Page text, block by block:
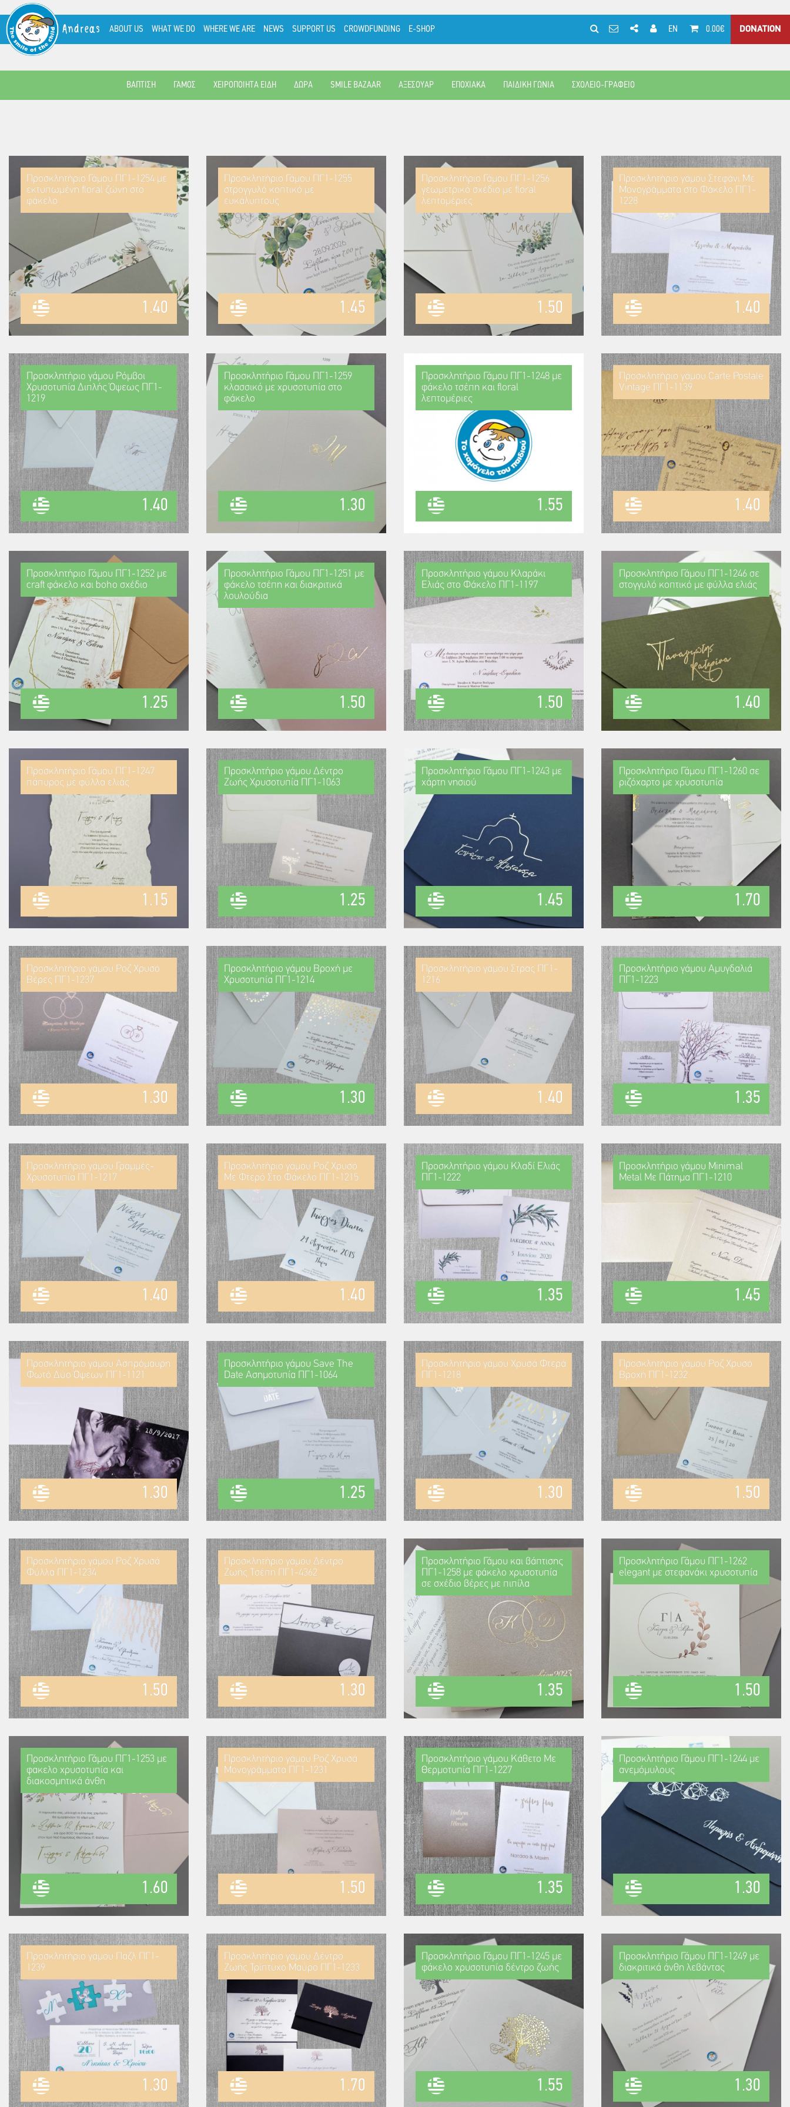
Andreas ABOUT US WHAT WE DO WHERE WE ARE NEWS SUPPORT US CROWDFUNDING E-SHOP EN 0.00€ DONATION
ΒΑΠΤΙΣΗ ΓΑΜΟΣ ΧΕΙΡΟΠΟΙΗΤΑ ΕΙΔΗ ΔΩΡΑ SMILE BAZAAR ΑΞΕΣΟΥΑΡ ΕΠΟΧΙΑΚΑ ΠΑΙΔΙΚΗ ΓΩΝΙΑ ΣΧΟΛΕΙΟ-ΓΡΑΦΕΙΟ
Προσκλητήριο Γάμου ΠΓ1-1254 με
εκτυπωμένη floral ζώνη στο
φάκελο
1.40
Προσκλητήριο Γάμου ΠΓ1-1255
στρογγυλό κοπτικό με
ευκάλυπτους
1.45
Προσκλητήριο Γάμου ΠΓ1-1256
γεωμετρικό σχέδιο με floral
λεπτομέριες
1.50
Προσκλητήριο γάμου Στεφάνι Με
Μονογράμματα στο Φάκελο ΠΓ1-
1228
1.40
Προσκλητήριο γάμου Ρόμβοι
Χρυσοτυπία Διπλής Όψεως ΠΓ1-
1219
1.40
Προσκλητήριο Γάμου ΠΓ1-1259
κλασσικό με χρυσοτυπία στο
φάκελο
1.30
Προσκλητήριο Γάμου ΠΓ1-1248 με
φάκελο τσέπη και floral
λεπτομέριες
1.55
Προσκλητήριο γάμου Carte Postale
Vintage ΠΓ1-1139
1.40
Προσκλητήριο Γάμου ΠΓ1-1252 με
craft φάκελο και boho σχέδιο
1.25
Προσκλητήριο Γάμου ΠΓ1-1251 με
φάκελο τσέπη και διακριτικά
λουλούδια
1.50
Προσκλητήριο γάμου Κλαράκι
Ελιάς στο Φάκελο ΠΓ1-1197
1.50
Προσκλητήριο Γάμου ΠΓ1-1246 σε
στογγυλό κοπτικό με φύλλα ελιάς
1.40
Προσκλητήριο Γάμου ΠΓ1-1247
πάπυρος με φύλλα ελιάς
1.15
Προσκλητήριο γάμου Δέντρο
Ζωής Χρυσοτυπία ΠΓ1-1063
1.25
Προσκλητήριο Γάμου ΠΓ1-1243 με
χάρτη νησιού
1.45
Προσκλητήριο Γάμου ΠΓ1-1260 σε
ριζόχαρτο με χρυσοτυπία
1.70
Προσκλητήριο γάμου Ροζ Χρυσό
Βέρες ΠΓ1-1237
1.30
Προσκλητήριο γάμου Βροχή με
Χρυσοτυπία ΠΓ1-1214
1.30
Προσκλητήριο γάμου Στρας ΠΓ1-
1216
1.40
Προσκλητήριο γάμου Αμυγδαλιά
ΠΓ1-1223
1.35
Προσκλητήριο γάμου Γραμμές-
Χρυσοτυπία ΠΓ1-1217
1.40
Προσκλητήριο γάμου Ροζ Χρυσό
Με Φτερό Στο Φάκελο ΠΓ1-1215
1.40
Προσκλητήριο γάμου Κλαδί Ελιάς
ΠΓ1-1222
1.35
Προσκλητήριο γάμου Minimal
Metal Με Πάτημα ΠΓ1-1210
1.45
Προσκλητήριο γάμου Ασπρόμαυρη
Φωτό Δύο Όψεων ΠΓ1-1121
1.30
Προσκλητήριο γάμου Save The
Date Ασημοτυπία ΠΓ1-1064
1.25
Προσκλητήριο γάμου Χρυσά Φτερά
ΠΓ1-1218
1.30
Προσκλητήριο γάμου Ροζ Χρυσό
Βροχή ΠΓ1-1232
1.50
Προσκλητήριο γάμου Ροζ Χρυσά
Φύλλα ΠΓ1-1234
1.50
Προσκλητήριο γάμου Δέντρο
Ζωής Τσέπη ΠΓ1-4362
1.30
Προσκλητήριο Γάμου και βάπτισης
ΠΓ1-1258 με φάκελο χρυσοτυπία
σε σχέδιο βέρες με πιπίλα
1.35
Προσκλητήριο Γάμου ΠΓ1-1262
elegant με στεφανάκι χρυσοτυπία
1.50
Προσκλητήριο Γάμου ΠΓ1-1253 με
φακελο χρυσοτυπία και
διακοσμητικά άνθη
1.60
Προσκλητήριο γάμου Ροζ Χρυσά
Μονογράμματα ΠΓ1-1231
1.50
Προσκλητήριο γάμου Κάθετο Με
Θερμοτυπία ΠΓ1-1227
1.35
Προσκλητήριο Γάμου ΠΓ1-1244 με
ανεμόμυλους
1.30
Προσκλητήριο γάμου Παζλ ΠΓ1-
1239
1.30
Προσκλητήριο γάμου Δέντρο
Ζωής Τρίπτυχο Μαύρο ΠΓ1-1233
1.70
Προσκλητήριο Γάμου ΠΓ1-1245 με
φάκελο χρυσοτυπία δέντρο ζωής
1.55
Προσκλητήριο Γάμου ΠΓ1-1249 με
διακριτικά άνθη λεβάντας
1.30